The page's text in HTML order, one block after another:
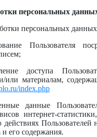
персональных
персональных
Пользователя
доступа
или материалам,
index.php
данные
интернет-
Пользователей
и его содержания.